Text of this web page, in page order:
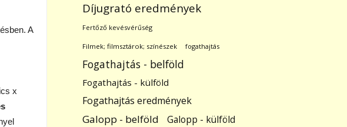
A
x
Díjugrató eredmények
Fertőző kevésvérűség
Filmek; filmsztárok; színészek fogathajtás
Fogathajtás - belföld
Fogathajtás - külföld
Fogathajtás eredmények
Galopp - belföld Galopp - külföld